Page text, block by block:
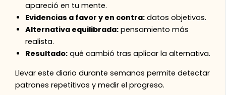
apareció en tu mente.
Evidencias a favor y en contra: datos objetivos.
Alternativa equilibrada: pensamiento más
realista.
Resultado: qué cambió tras aplicar la alternativa.
Llevar este diario durante semanas permite detectar
patrones repetitivos y medir el progreso.